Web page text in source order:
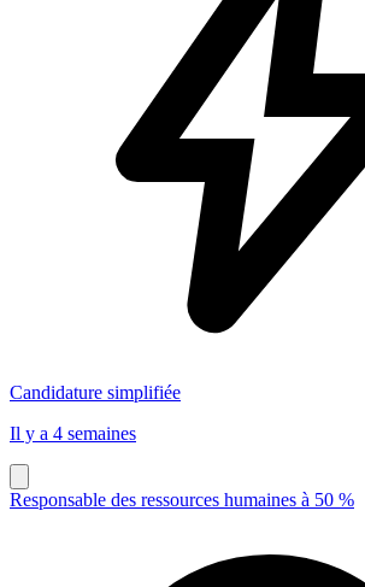
Candidature simplifiée
Il y a 4 semaines
Responsable des ressources humaines à 50 %